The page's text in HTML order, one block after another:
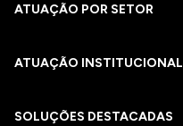
ATUAÇÃO POR SETOR
ATUAÇÃO INSTITUCIONAL
SOLUÇÕES DESTACADAS